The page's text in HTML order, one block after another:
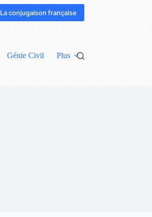
La conjugaison française
Génie Civil Plus